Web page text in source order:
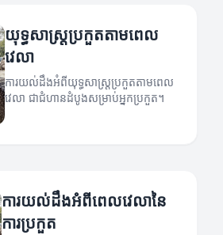
យុទ្ធសាស្ត្រប្រកួតតាមពេល
វេលា
ការយល់ដឹងអំពីយុទ្ធសាស្ត្រប្រកួតតាមពេល
វេលា ជាជំហានដំបូងសម្រាប់អ្នកប្រកួត។
ការយល់ដឹងអំពីពេលវេលានៃ
ការប្រកួត